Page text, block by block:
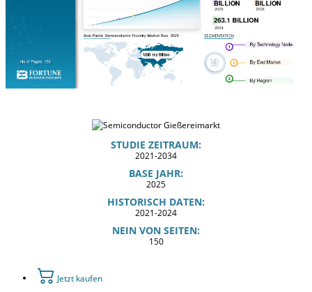
STUDIE ZEITRAUM:
2021-2034
BASE JAHR:
2025
HISTORISCH DATEN:
2021-2024
NEIN VON SEITEN:
150
Jetzt kaufen